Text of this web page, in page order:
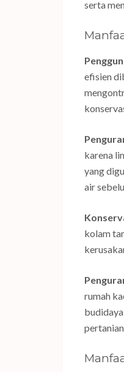
serta
efisien
karena
yang
air
kolam
rumah